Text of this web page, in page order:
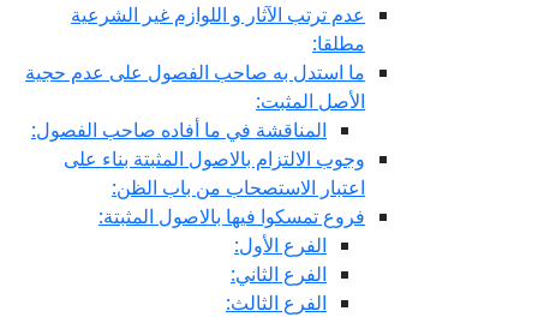
عدم ترتب الآثار و اللوازم غير الشرعية
مطلقا:
ما استدل به صاحب الفصول على عدم حجية
الأصل المثبت:
المناقشة في ما أفاده صاحب الفصول:
وجوب الالتزام بالاصول المثبتة بناء على
اعتبار الاستصحاب من باب الظن:
فروع تمسكوا فيها بالاصول المثبتة:
الفرع الأول:
الفرع الثاني:
الفرع الثالث: